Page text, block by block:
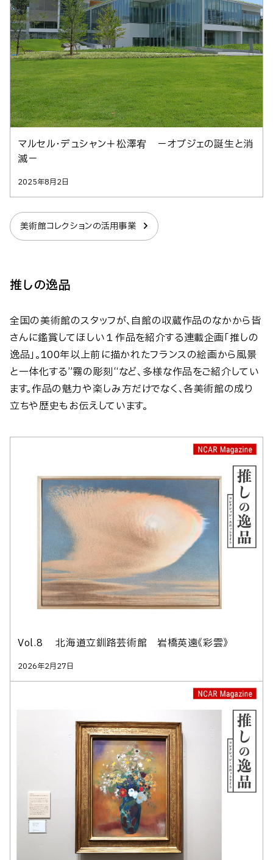
マルセル・デュシャン＋松澤宥 －オブジェの誕生と消
滅－
2025年8月2日
美術館コレクションの活用事業
推しの逸品
全国の美術館のスタッフが、自館の収蔵作品のなかから皆
さんに鑑賞してほしい１作品を紹介する連載企画「推しの
逸品」。100年以上前に描かれたフランスの絵画から風景
と一体化する”霧の彫刻“など、多様な作品をご紹介してい
ます。作品の魅力や楽しみ方だけでなく、各美術館の成り
立ちや歴史もお伝えしています。
Vol.8 北海道立釧路芸術館 岩橋英遠《彩雲》
2026年2月27日